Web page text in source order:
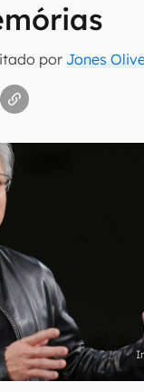
por Jones
Canaltech e receba
e concordo com os